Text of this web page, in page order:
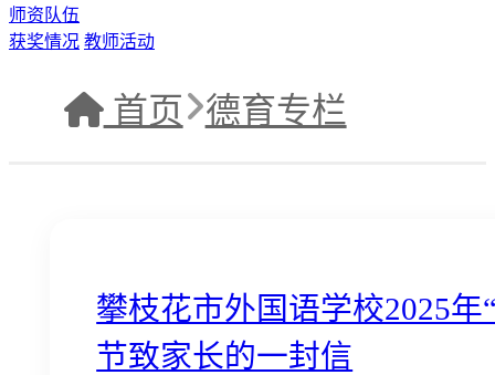
师资队伍
获奖情况 教师活动
首页 德育专栏
攀枝花市外国语学校2025年
节致家长的一封信